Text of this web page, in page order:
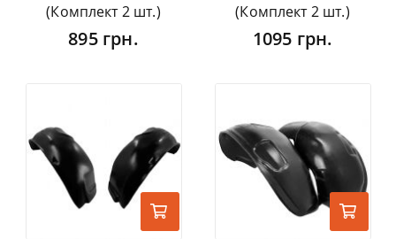
(Комплект 2 шт.)
895 грн.
(Комплект 2 шт.)
1095 грн.